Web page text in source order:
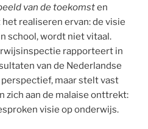
van de toekomsten
realiseren ervan: de visie
school, wordt niet vitaal.
rapporteert in
van de Nederlandse
maar stelt vast
zich aan de malaise onttrekt:
visie op onderwijs.